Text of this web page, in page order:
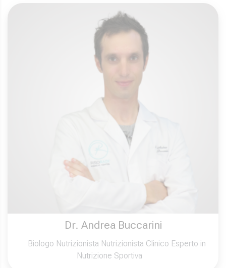
Dr. Andrea Buccarini
Biologo Nutrizionista Nutrizionista Clinico Esperto in
Nutrizione Sportiva